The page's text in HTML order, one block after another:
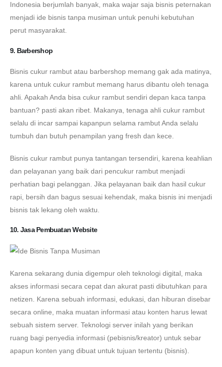
Indonesia berjumlah banyak, maka wajar saja bisnis peternakan
menjadi ide bisnis tanpa musiman untuk penuhi kebutuhan
perut masyarakat.
9. Barbershop
Bisnis cukur rambut atau barbershop memang gak ada matinya,
karena untuk cukur rambut memang harus dibantu oleh tenaga
ahli. Apakah Anda bisa cukur rambut sendiri depan kaca tanpa
bantuan? pasti akan ribet. Makanya, tenaga ahli cukur rambut
selalu di incar sampai kapanpun selama rambut Anda selalu
tumbuh dan butuh penampilan yang fresh dan kece.
Bisnis cukur rambut punya tantangan tersendiri, karena keahlian
dan pelayanan yang baik dari pencukur rambut menjadi
perhatian bagi pelanggan. Jika pelayanan baik dan hasil cukur
rapi, bersih dan bagus sesuai kehendak, maka bisnis ini menjadi
bisnis tak lekang oleh waktu.
10. Jasa Pembuatan Website
Karena sekarang dunia digempur oleh teknologi digital, maka
akses informasi secara cepat dan akurat pasti dibutuhkan para
netizen. Karena sebuah informasi, edukasi, dan hiburan disebar
secara online, maka muatan informasi atau konten harus lewat
sebuah sistem server. Teknologi server inilah yang berikan
ruang bagi penyedia informasi (pebisnis/kreator) untuk sebar
apapun konten yang dibuat untuk tujuan tertentu (bisnis).